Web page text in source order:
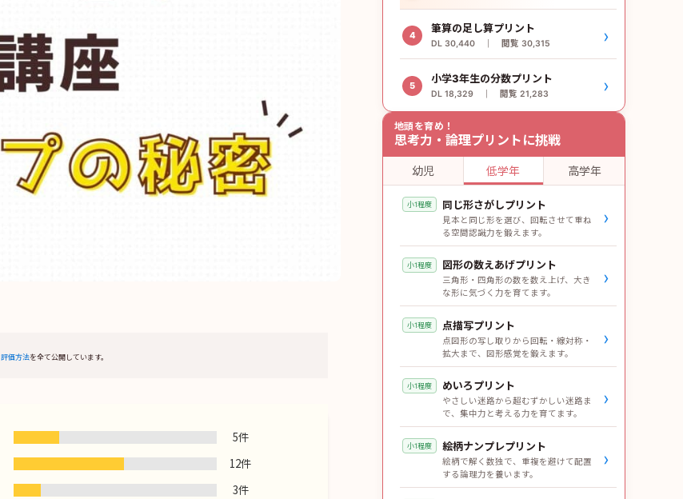
評価方法を全て公開しています。
5件
12件
3件
4
筆算の足し算プリント
DL 30,440 ｜ 閲覧 30,315 ›
5
小学3年生の分数プリント
DL 18,329 ｜ 閲覧 21,283 ›
地頭を育め！
思考力・論理プリントに挑戦
幼児 低学年 高学年
小1程度 同じ形さがしプリント
見本と同じ形を選び、回転させて重ね
る空間認識力を鍛えます。
›
小1程度 図形の数えあげプリント
三角形・四角形の数を数え上げ、大き
な形に気づく力を育てます。
›
小1程度 点描写プリント
点図形の写し取りから回転・線対称・
拡大まで、図形感覚を鍛えます。
›
小1程度 めいろプリント
やさしい迷路から超むずかしい迷路ま
で、集中力と考える力を育てます。
›
小1程度 絵柄ナンプレプリント
絵柄で解く数独で、重複を避けて配置
する論理力を養います。
›